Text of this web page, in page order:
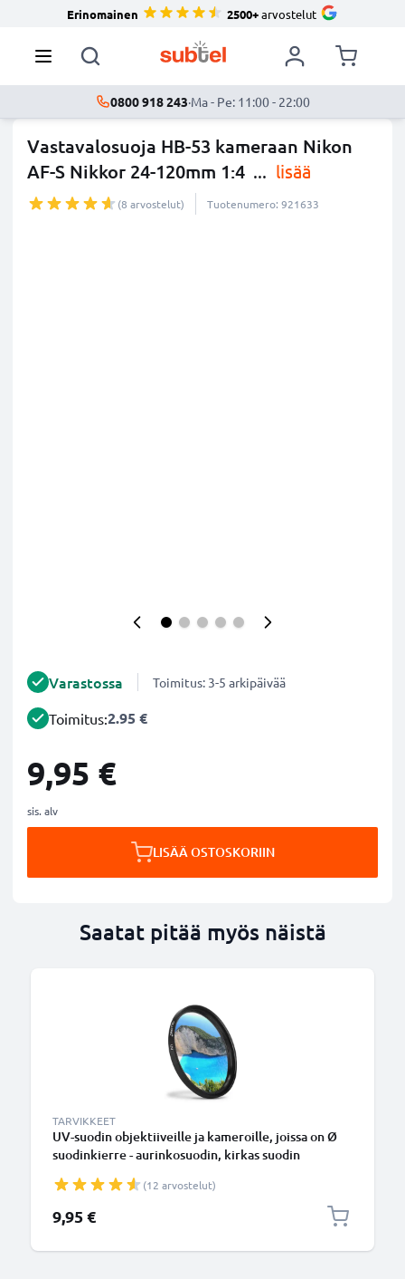
Erinomainen 2500+arvostelut
0800 918 243·Ma - Pe: 11:00 - 22:00
Vastavalosuoja HB-53 kameraan Nikon
AF-S Nikkor 24-120mm 1:4 ... lisää
(8 arvostelut) Tuotenumero: 921633
Varastossa Toimitus: 3-5 arkipäivää
Toimitus:2.95 €
9,95 €
sis. alv
LISÄÄ OSTOSKORIIN
Saatat pitää myös näistä
TARVIKKEET
UV-suodin objektiiveille ja kameroille, joissa on Ø
suodinkierre - aurinkosuodin, kirkas suodin
(12 arvostelut)
9,95 €